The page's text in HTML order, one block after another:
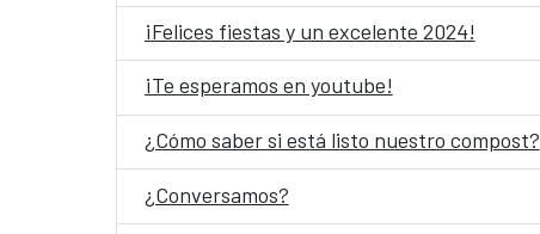
¡Felices fiestas y un excelente 2024!
¡Te esperamos en youtube!
¿Cómo saber si está listo nuestro compost?
¿Conversamos?